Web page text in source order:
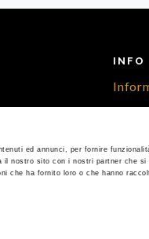
ed annunci, per fornire
nostro sito con i nostri partner che
che ha fornito loro o che hanno
INFO
Per